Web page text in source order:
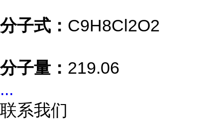
分子式： C9H8Cl2O2
分子量： 219.06
...
联系我们